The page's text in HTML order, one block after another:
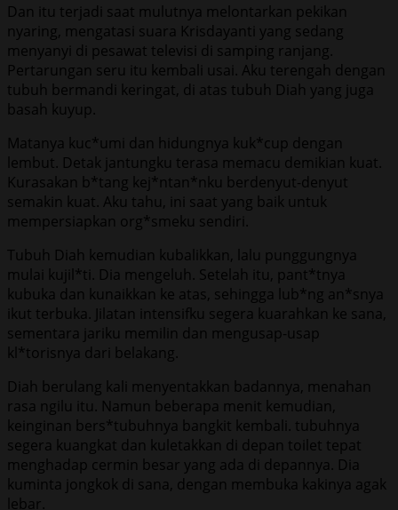
Dan itu terjadi saat mulutnya melontarkan pekikan
nyaring, mengatasi suara Krisdayanti yang sedang
menyanyi di pesawat televisi di samping ranjang.
Pertarungan seru itu kembali usai. Aku terengah dengan
tubuh bermandi keringat, di atas tubuh Diah yang juga
basah kuyup.
Matanya kuc*umi dan hidungnya kuk*cup dengan
lembut. Detak jantungku terasa memacu demikian kuat.
Kurasakan b*tang kej*ntan*nku berdenyut-denyut
semakin kuat. Aku tahu, ini saat yang baik untuk
mempersiapkan org*smeku sendiri.
Tubuh Diah kemudian kubalikkan, lalu punggungnya
mulai kujil*ti. Dia mengeluh. Setelah itu, pant*tnya
kubuka dan kunaikkan ke atas, sehingga lub*ng an*snya
ikut terbuka. Jilatan intensifku segera kuarahkan ke sana,
sementara jariku memilin dan mengusap-usap
kl*torisnya dari belakang.
Diah berulang kali menyentakkan badannya, menahan
rasa ngilu itu. Namun beberapa menit kemudian,
keinginan bers*tubuhnya bangkit kembali. tubuhnya
segera kuangkat dan kuletakkan di depan toilet tepat
menghadap cermin besar yang ada di depannya. Dia
kuminta jongkok di sana, dengan membuka kakinya agak
lebar.